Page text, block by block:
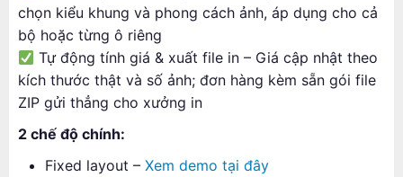
chọn kiểu khung và phong cách ảnh, áp dụng cho cả
bộ hoặc từng ô riêng
Tự động tính giá & xuất file in – Giá cập nhật theo
kích thước thật và số ảnh; đơn hàng kèm sẵn gói file
ZIP gửi thẳng cho xưởng in
2 chế độ chính:
Fixed layout – Xem demo tại đây